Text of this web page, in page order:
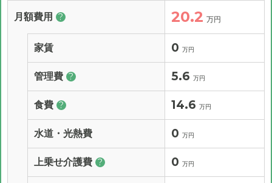
月額費用 ? 20.2 万円
家賃 0 万円
管理費 ? 5.6 万円
食費 ? 14.6 万円
水道・光熱費 0 万円
上乗せ介護費 ? 0 万円